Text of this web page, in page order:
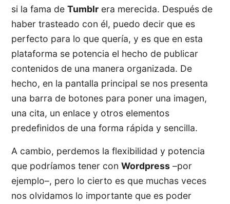
si la fama deTumblr era merecida. Después de
haber trasteado con él, puedo decir que es
perfecto para lo que quería, y es que en esta
plataforma se potencia el hecho de publicar
contenidos de una manera organizada. De
hecho, en la pantalla principal se nos presenta
una barra de botones para poner una imagen,
una cita, un enlace y otros elementos
predefinidos de una forma rápida y sencilla.
A cambio, perdemos la flexibilidad y potencia
que podríamos tener conWordpress –por
ejemplo–, pero lo cierto es que muchas veces
nos olvidamos lo importante que es poder